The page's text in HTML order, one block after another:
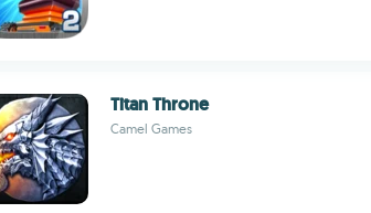
Titan Throne
Camel Games